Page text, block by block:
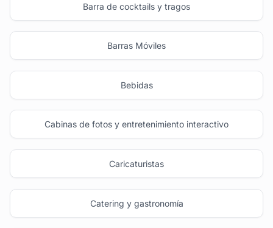
Barra de cocktails y tragos
Barras Móviles
Bebidas
Cabinas de fotos y entretenimiento interactivo
Caricaturistas
Catering y gastronomía